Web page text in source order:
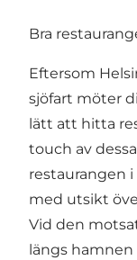
Bra
Eftersom
sjöfart möter
lätt att hitta
touch av
restaurangen
med utsikt
Vid den
längs